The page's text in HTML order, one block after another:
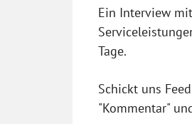
Ein Interview mit
Tage.
Schickt uns
"Kommentar"